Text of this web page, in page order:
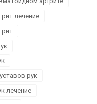
лечение
рук
лечение